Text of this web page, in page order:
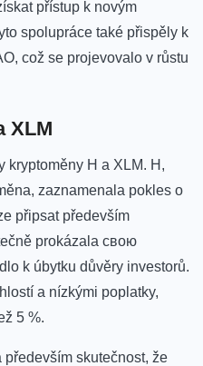
přístup k novým
spolupráce také ‌přispěly k
což se projevovalo v růstu‌
⁣XLM
kryptoměny H a XLM. H,
zaznamenala ‌pokles o
připsat především
prokázala свою
k úbytku důvěry investorů.
a nízkými poplatky,
5 %.
skutečnost, že